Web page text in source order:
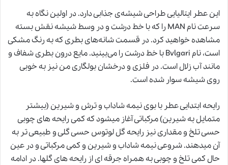
این عطر ایتالیایی طراحی شیشه‌ی جذابی دارد. در اولین نگاه به
سرعت نام MAN را که با خط درشت و در وسط شیشه نقش بسته
مشاهده خواهید کرد. در قسمت شانه‌های بطری که به رنگ مشکی
است، نام Bvlgari با خط درشت را می‌بینید. مایع درون بطری شفاف و
مانند آب زلال است. در فلزی و درخشان بولگاری من نیز به خوبی
روی شیشه سوار شده است.
رایحه ابتدایی عطر با بوی نیمه شاداب و ترش و شیرین (بیشتر
متمایل به شیرین) مرکباتی آغاز میشود که کمی رایحه های چوبی
حسی تلخ و مقداری نیز رایحه گل لوتوس حسی گلی و طبیعی تر به
آن میدهند. شروعی نیمه شاداب و شیرین و کمی مرکباتی و در عین
حال کمی تلخ و چوبی به همراه جرقه ای از رایحه های گلها. در ادامه